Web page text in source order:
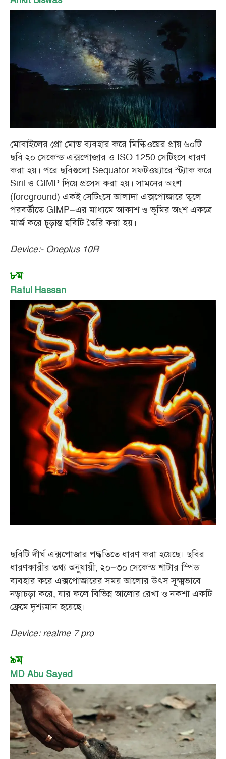
মোবাইলের প্রো মোড ব্যবহার করে মিল্কিওয়ের প্রায় ৬০টি
ছবি ২০ সেকেন্ড এক্সপোজার ও ISO 1250 সেটিংসে ধারণ
করা হয়। পরে ছবিগুলো Sequator সফটওয়্যারে স্ট্যাক করে
Siril ও GIMP দিয়ে প্রসেস করা হয়। সামনের অংশ
(foreground) একই সেটিংসে আলাদা এক্সপোজারে তুলে
পরবর্তীতে GIMP–এর মাধ্যমে আকাশ ও ভূমির অংশ একত্রে
মার্জ করে চূড়ান্ত ছবিটি তৈরি করা হয়।
Device:- Oneplus 10R
৮ম
Ratul Hassan
ছবিটি দীর্ঘ এক্সপোজার পদ্ধতিতে ধারণ করা হয়েছে। ছবির
ধারণকারীর তথ্য অনুযায়ী, ২০–৩০ সেকেন্ড শাটার স্পিড
ব্যবহার করে এক্সপোজারের সময় আলোর উৎস সূক্ষ্মভাবে
নড়াচড়া করে, যার ফলে বিভিন্ন আলোর রেখা ও নকশা একটি
ফ্রেমে দৃশ্যমান হয়েছে।
Device: realme 7 pro
৯ম
MD Abu Sayed